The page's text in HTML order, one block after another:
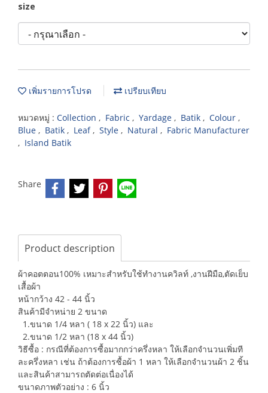
size
เพิ่มรายการโปรด เปรียบเทียบ
หมวดหมู่ : Collection , Fabric , Yardage , Batik , Colour ,
Blue , Batik , Leaf, Style , Natural , Fabric Manufacturer
, Island Batik
Share
Product description
ผ้าคอตตอน100% เหมาะสำหรับใช้ทำงานควิลท์ ,งานฝีมือ,ตัดเย็บ
เสื้อผ้า
หน้ากว้าง 42 - 44 นิ้ว
สินค้ามีจำหน่าย 2 ขนาด
1.ขนาด 1/4 หลา ( 18 x 22 นิ้ว) และ
2.ขนาด 1/2 หลา (18 x 44 นิ้ว)
วิธีซื้อ : กรณีที่ต้องการซื้อมากกว่าครึ่งหลา ให้เลือกจำนวนเพิ่มที
ละครึ่งหลา เช่น ถ้าต้องการซื้อผ้า 1 หลา ให้เลือกจำนวนผ้า 2 ชิ้น
และสินค้าสามารถตัดต่อเนื่องได้
ขนาดภาพตัวอย่าง : 6 นิ้ว